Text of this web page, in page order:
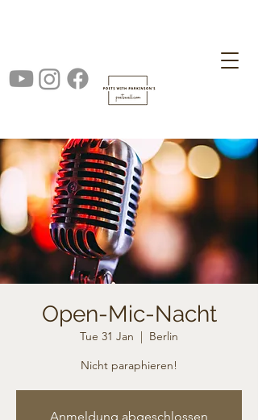
Open-Mic-Nacht
Tue 31 Jan
  |
Berlin
Nicht paraphieren!
Anmeldung abgeschlossen